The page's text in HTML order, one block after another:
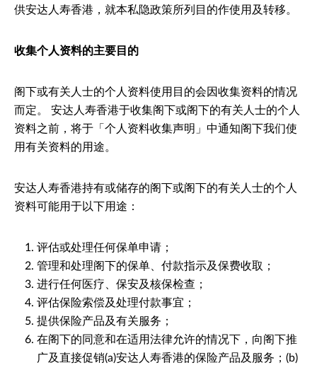
供安达人寿香港，就本私隐政策所列目的作使用及转移。
收集个人资料的主要目的
阁下或有关人士的个人资料使用目的会因收集资料的情况
而定。 安达人寿香港于收集阁下或阁下的有关人士的个人
资料之前，将于「个人资料收集声明」中通知阁下我们使
用有关资料的用途。
安达人寿香港持有或储存的阁下或阁下的有关人士的个人
资料可能用于以下用途：
评估或处理任何保单申请；
管理和处理阁下的保单、付款指示及保费收取；
进行任何医疗、保安及核保检查；
评估保险索偿及处理付款事宜；
提供保险产品及有关服务；
在阁下的同意和在适用法律允许的情况下，向阁下推
广及直接促销(a)安达人寿香港的保险产品及服务；(b)